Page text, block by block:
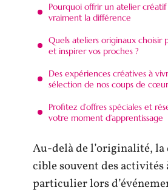
Pourquoi offrir un atelier créatif
vraiment la différence
Quels ateliers originaux choisir
et inspirer vos proches ?
Des expériences créatives à
sélection de nos coups de
Profitez d’offres spéciales et
votre moment d’apprentissage
Au-delà de l’originalité, la
cible souvent des
particulier lors